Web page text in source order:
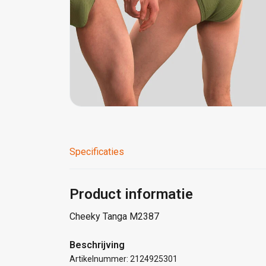
Specificaties
Product informatie
Cheeky Tanga M2387
Beschrijving
Artikelnummer: 2124925301